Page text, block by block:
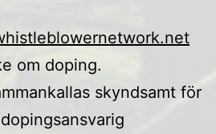
om doping.
skyndsamt för